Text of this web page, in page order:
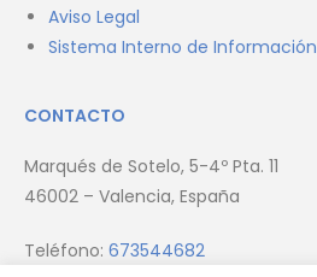
Aviso Legal
Sistema Interno de Información
CONTACTO
Marqués de Sotelo, 5-4º Pta. 11
46002 – Valencia, España
Teléfono: 673544682